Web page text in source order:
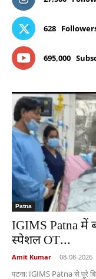
628
695,000
Patna
IGIMS Patna में
स्पेशल OT...
Amit Kumar - 08-08-2026
पटना: IGIMS Patna से पूरे